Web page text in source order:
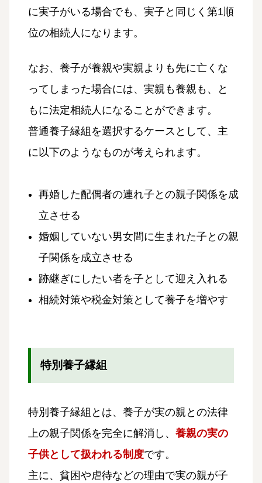
に実子がいる場合でも、実子と同じく第1順
位の相続人になります。
なお、養子が養親や実親よりも先に亡くな
ってしまった場合には、実親も養親も、と
もに法定相続人になることができます。
普通養子縁組を選択するケースとして、主
に以下のようなものが考えられます。
再婚した配偶者の連れ子との親子関係を成
立させる
婚姻していない男女間に生まれた子との親
子関係を成立させる
跡継ぎにしたい者を子として迎え入れる
相続対策や税金対策として養子を増やす
特別養子縁組
特別養子縁組とは、養子が実の親との法律
上の親子関係を完全に解消し、 養親の実の
子供として扱われる制度です。
主に、貧困や虐待などの理由で実の親が子